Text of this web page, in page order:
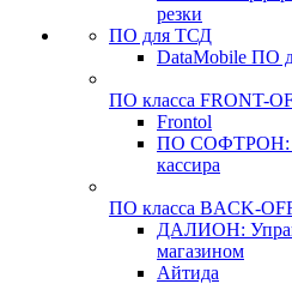
резки
ПО для ТСД
DataMobile ПО
ПО класса FRONT-
Frontol
ПО
кассира
ПО класса BACK-
ДАЛИОН:
магазином
Айтида